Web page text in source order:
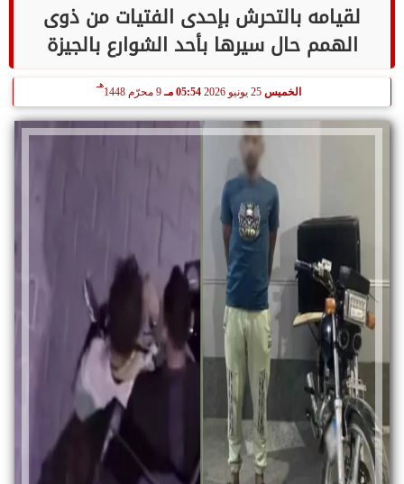
لقيامه بالتحرش بإحدى الفتيات من ذوى
الهمم حال سيرها بأحد الشوارع بالجيزة
الخميس 25 يونيو 2026 05:54 مـ 9 محرّم 1448
هـ